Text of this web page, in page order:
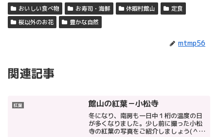
おいしい食べ物 お寿司・海鮮 休暇村館山
定食
桜以外のお花
豊かな自然
mtmp56
関連記事
紅葉 館山の紅葉－小松寺
冬になり、南房も一日中１桁の温度の日
が多くなりました。少し前に撮った小松
寺の紅葉の写真をご紹介しましょう(＾◇